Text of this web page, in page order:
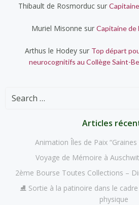
Thibault de Rosmorduc sur
Muriel Misonne sur Capitaine de
Arthus le Hodey sur Top départ
neurocognitifs au Collège Saint-
Search
Articles
Animation Îles de Paix
Voyage de Mémoire à
2ème Bourse Toutes Collections –
⛸️ Sortie à la patinoire dans le cadre
physique